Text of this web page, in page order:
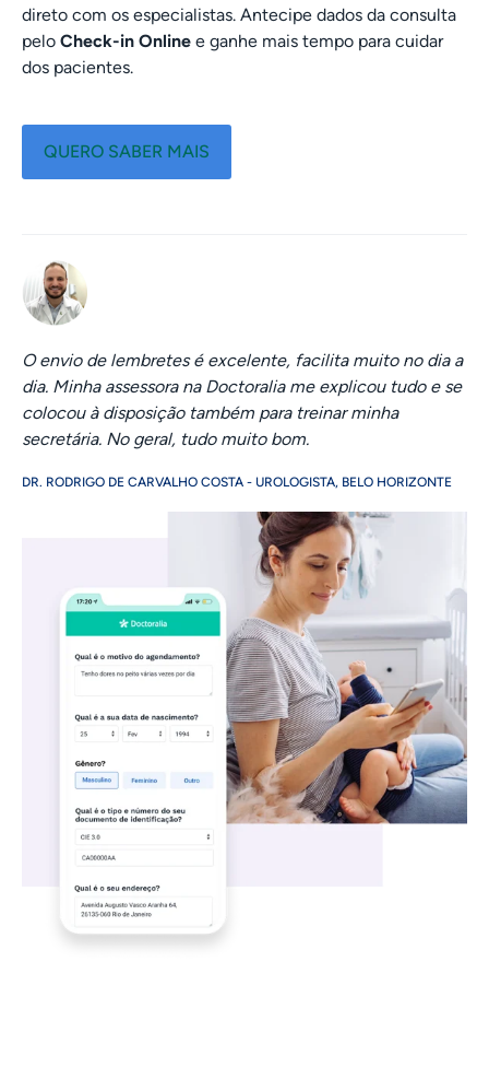
direto com os especialistas. Antecipe dados da consulta
pelo Check-in Online e ganhe mais tempo para cuidar
dos pacientes.
QUERO SABER MAIS
O envio de lembretes é excelente, facilita muito no dia a
dia. Minha assessora na Doctoralia me explicou tudo e se
colocou à disposição também para treinar minha
secretária. No geral, tudo muito bom.
DR. RODRIGO DE CARVALHO COSTA - UROLOGISTA, BELO HORIZONTE